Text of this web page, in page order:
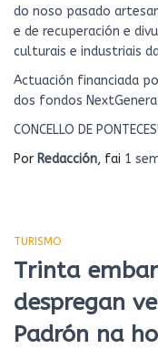
do noso pasado
e de recuperación e
culturais e industriais
Actuación financiada
dos fondos
CONCELLO DE
Por Redacción, fai 1
TURISMO
Trinta
despregan
Padrón na